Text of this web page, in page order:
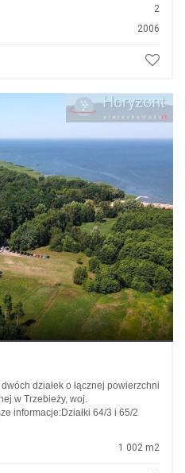
2
2006
działek o łącznej powierzchni
w Trzebieży, woj.
informacje:Działki 64/3 i 65/2
1 002 m2